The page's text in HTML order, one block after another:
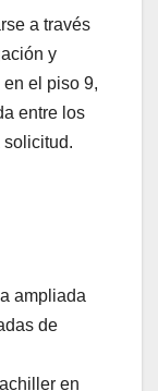
a través
y
el piso 9,
entre los
solicitud.
ampliada
de
en